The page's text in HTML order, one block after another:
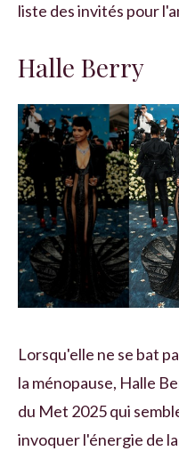
liste des invités pour
Halle Berry
Lorsqu'elle ne se bat
la ménopause, Halle
du Met 2025 qui
invoquer l'énergie de